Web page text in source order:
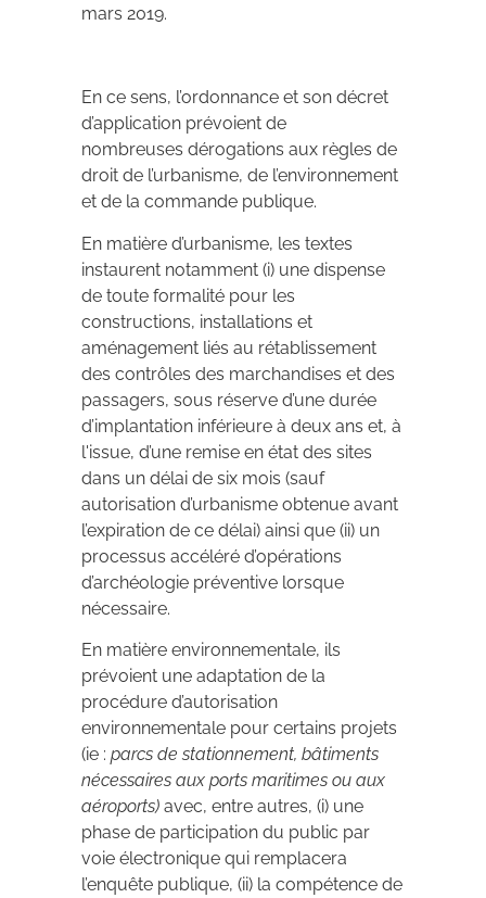
mars 2019.
En ce sens, l’ordonnance et son décret
d’application prévoient de
nombreuses dérogations aux règles de
droit de l’urbanisme, de l’environnement
et de la commande publique.
En matière d’urbanisme, les textes
instaurent notamment (i) une dispense
de toute formalité pour les
constructions, installations et
aménagement liés au rétablissement
des contrôles des marchandises et des
passagers, sous réserve d’une durée
d’implantation inférieure à deux ans et, à
l'issue, d’une remise en état des sites
dans un délai de six mois (sauf
autorisation d’urbanisme obtenue avant
l’expiration de ce délai) ainsi que (ii) un
processus accéléré d’opérations
d’archéologie préventive lorsque
nécessaire.
En matière environnementale, ils
prévoient une adaptation de la
procédure d’autorisation
environnementale pour certains projets
(ie : parcs de stationnement, bâtiments
nécessaires aux ports maritimes ou aux
aéroports) avec, entre autres, (i) une
phase de participation du public par
voie électronique qui remplacera
l’enquête publique, (ii) la compétence de